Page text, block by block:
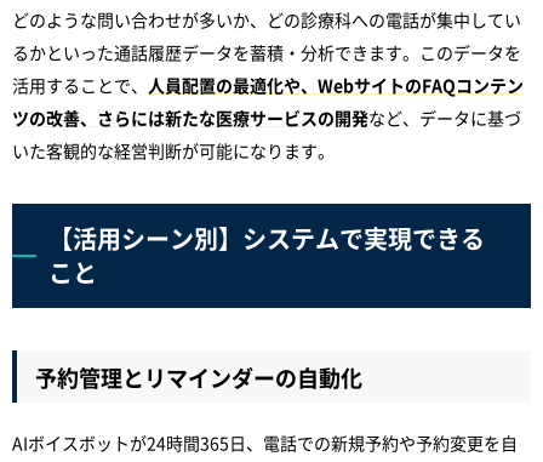
どのような問い合わせが多いか、どの診療科への電話が集中してい
るかといった通話履歴データを蓄積・分析できます。このデータを
活用することで、 人員配置の最適化や、WebサイトのFAQコンテン
ツの改善、さらには新たな医療サービスの開発など、データに基づ
いた客観的な経営判断が可能になります。
【活用シーン別】システムで実現できる
こと
予約管理とリマインダーの自動化
AIボイスボットが24時間365日、電話での新規予約や予約変更を自